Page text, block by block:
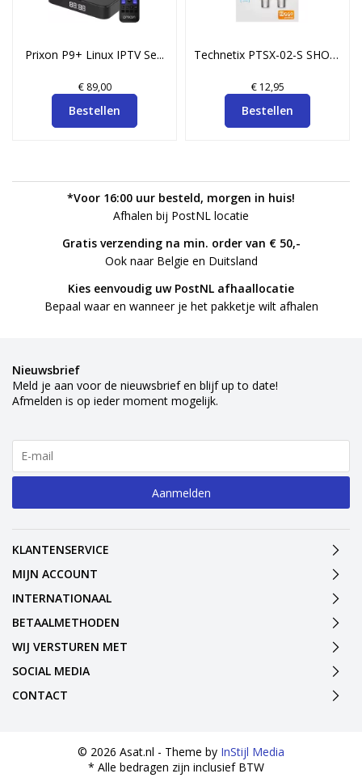
Prixon P9+ Linux IPTV Se...
€ 89,00
Bestellen
Technetix PTSX-02-S SHOP...
€ 12,95
Bestellen
*Voor 16:00 uur besteld, morgen in huis!
Afhalen bij PostNL locatie
Gratis verzending na min. order van € 50,-
Ook naar Belgie en Duitsland
Kies eenvoudig uw PostNL afhaallocatie
Bepaal waar en wanneer je het pakketje wilt afhalen
Nieuwsbrief
Meld je aan voor de nieuwsbrief en blijf up to date!
Afmelden is op ieder moment mogelijk.
Aanmelden
KLANTENSERVICE
MIJN ACCOUNT
INTERNATIONAAL
BETAALMETHODEN
WIJ VERSTUREN MET
SOCIAL MEDIA
CONTACT
© 2026 Asat.nl - Theme by InStijl Media
* Alle bedragen zijn inclusief BTW